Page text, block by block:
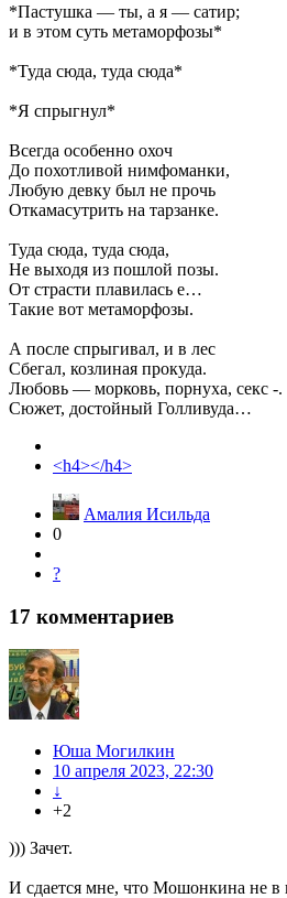
*Пастушка — ты, а я — сатир;
и в этом суть метаморфозы*
*Туда сюда, туда сюда*
*Я спрыгнул*
Всегда особенно охоч
До похотливой нимфоманки,
Любую девку был не прочь
Откамасутрить на тарзанке.
Туда сюда, туда сюда,
Не выходя из пошлой позы.
От страсти плавилась е…
Такие вот метаморфозы.
А после спрыгивал, и в лес
Сбегал, козлиная прокуда.
Любовь — морковь, порнуха, секс -.
Сюжет, достойный Голливуда…
<h4></h4>
Амалия Исильда
0
?
17 комментариев
Юша Могилкин
10 апреля 2023, 22:30
↓
+2
))) Зачет.
И сдается мне, что Мошонкина не в